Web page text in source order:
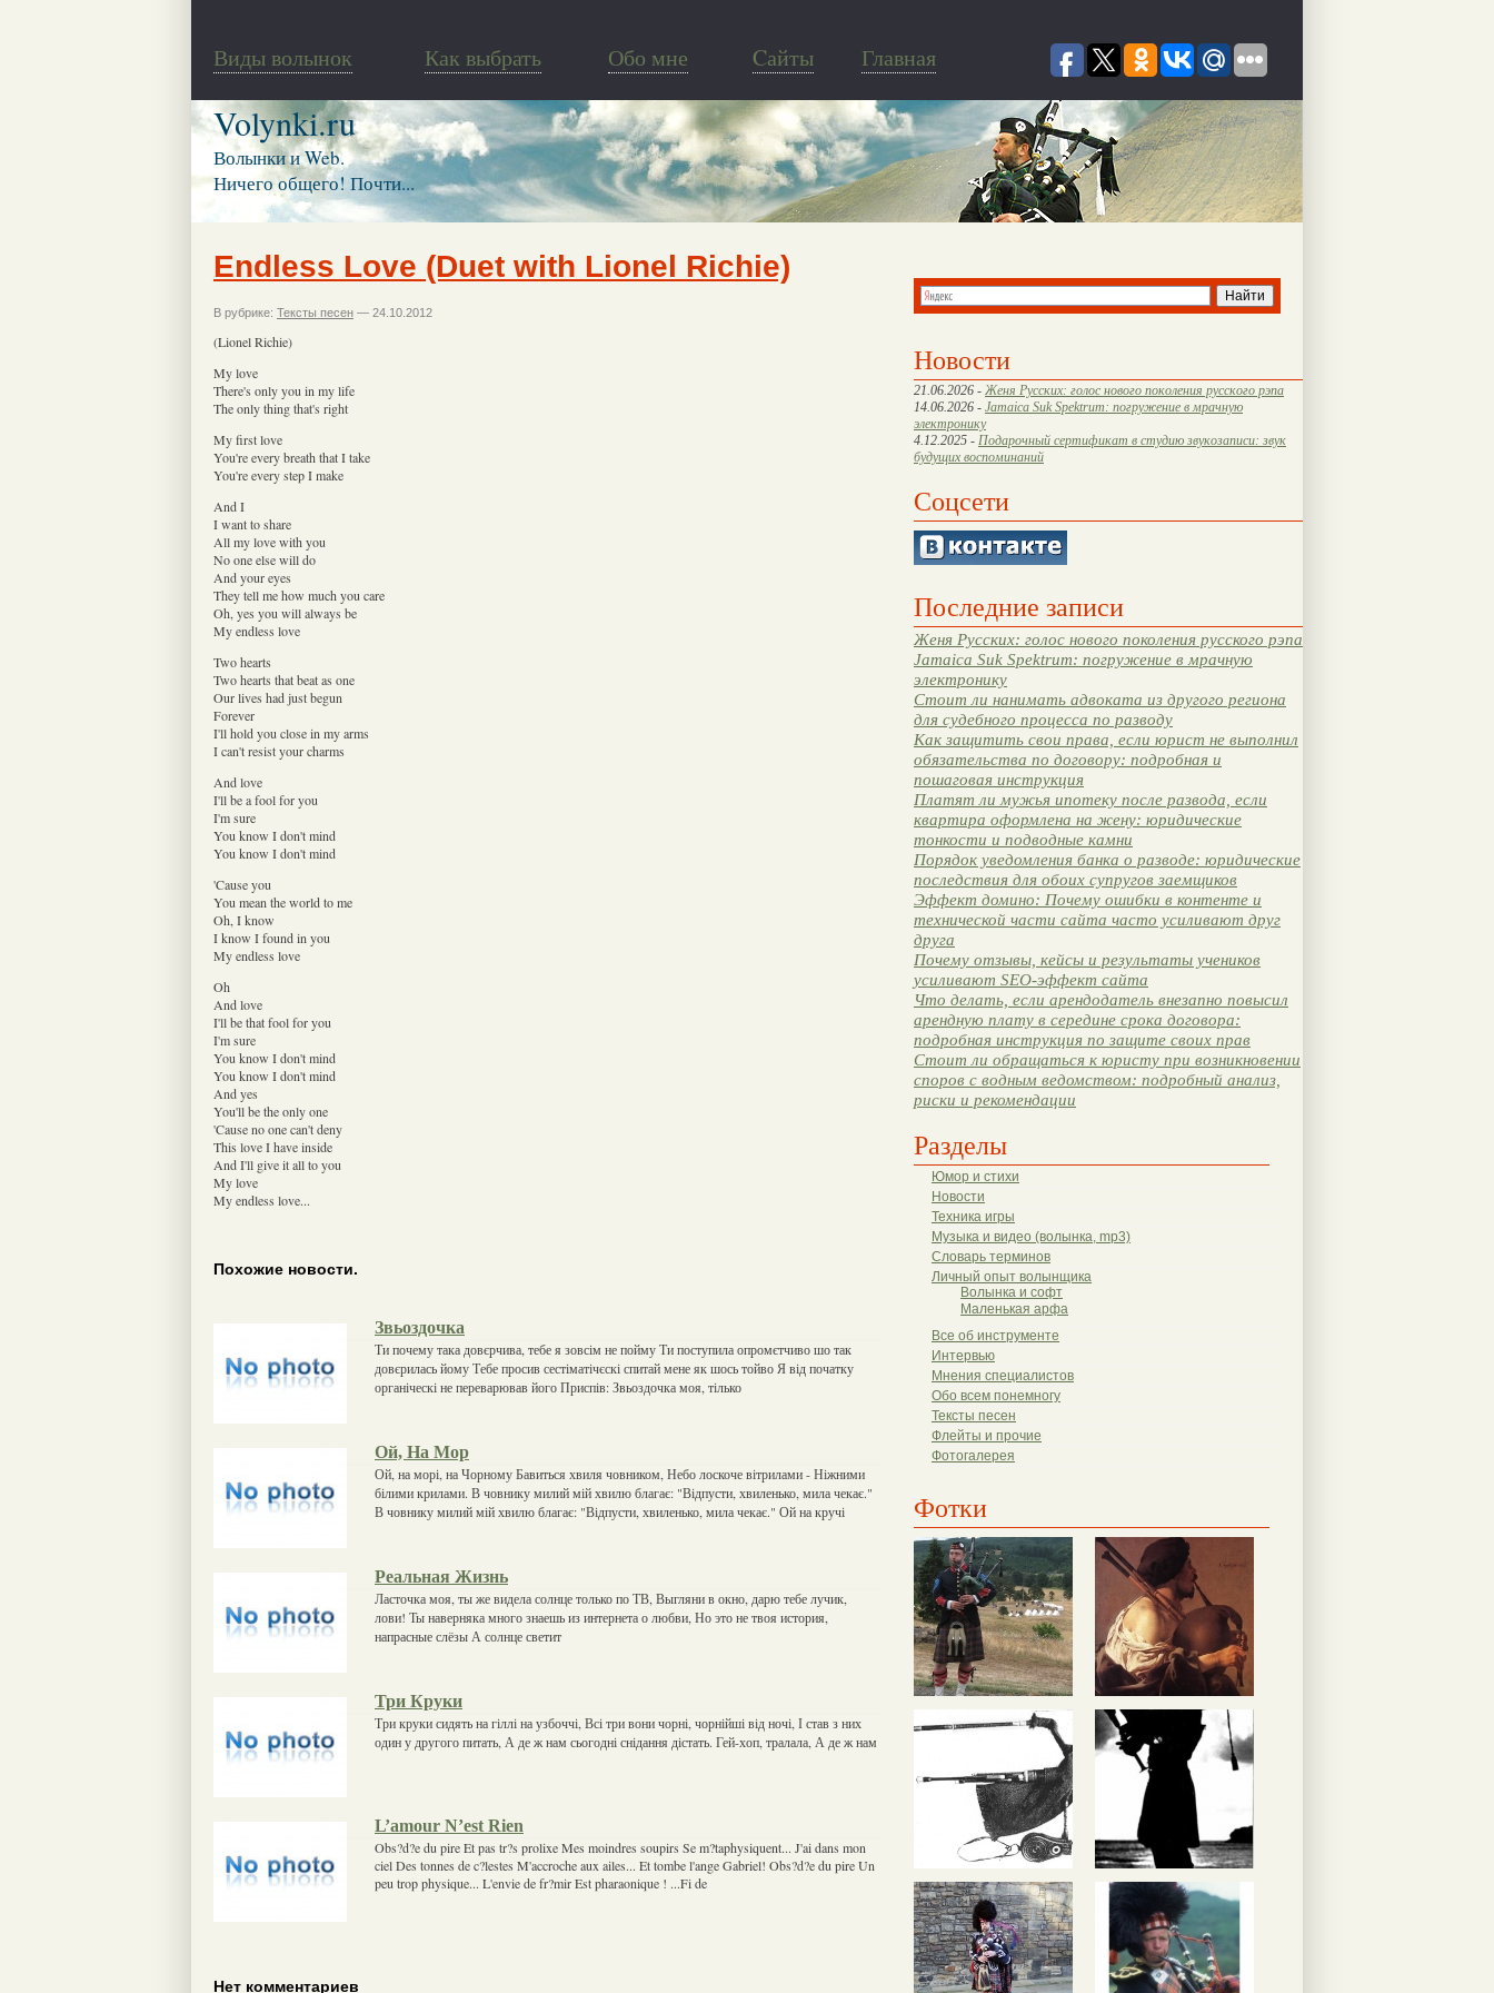
Виды волынок Как выбрать Обо мне Cайты Главная
Volynki.ru
Волынки и Web.
Ничего общего! Почти...
Новости
21.06.2026 - Женя Русских: голос нового поколения русского рэпа
14.06.2026 - Jamaica Suk Spektrum: погружение в мрачную
электронику
4.12.2025 - Подарочный сертификат в студию звукозаписи: звук
будущих воспоминаний
Соцсети
Последние записи
Женя Русских: голос нового поколения русского рэпа
Jamaica Suk Spektrum: погружение в мрачную
электронику
Стоит ли нанимать адвоката из другого региона
для судебного процесса по разводу
Как защитить свои права, если юрист не выполнил
обязательства по договору: подробная и
пошаговая инструкция
Платят ли мужья ипотеку после развода, если
квартира оформлена на жену: юридические
тонкости и подводные камни
Порядок уведомления банка о разводе: юридические
последствия для обоих супругов заемщиков
Эффект домино: Почему ошибки в контенте и
технической части сайта часто усиливают друг
друга
Почему отзывы, кейсы и результаты учеников
усиливают SEO-эффект сайта
Что делать, если арендодатель внезапно повысил
арендную плату в середине срока договора:
подробная инструкция по защите своих прав
Стоит ли обращаться к юристу при возникновении
споров с водным ведомством: подробный анализ,
риски и рекомендации
Разделы
Юмор и стихи
Новости
Техника игры
Музыка и видео (волынка, mp3)
Словарь терминов
Личный опыт волынщика
Волынка и софт
Маленькая арфа
Все об инструменте
Интервью
Мнения специалистов
Обо всем понемногу
Тексты песен
Флейты и прочие
Фотогалерея
Фотки
Endless Love (Duet with Lionel Richie)
В рубрике: Тексты песен — 24.10.2012
(Lionel Richie)
My love
There's only you in my life
The only thing that's right
My first love
You're every breath that I take
You're every step I make
And I
I want to share
All my love with you
No one else will do
And your eyes
They tell me how much you care
Oh, yes you will always be
My endless love
Two hearts
Two hearts that beat as one
Our lives had just begun
Forever
I'll hold you close in my arms
I can't resist your charms
And love
I'll be a fool for you
I'm sure
You know I don't mind
You know I don't mind
'Cause you
You mean the world to me
Oh, I know
I know I found in you
My endless love
Oh
And love
I'll be that fool for you
I'm sure
You know I don't mind
You know I don't mind
And yes
You'll be the only one
'Cause no one can't deny
This love I have inside
And I'll give it all to you
My love
My endless love...
Похожие новости.
Звьоздочка
Ти почему така довєрчива, тебе я зовсім не пойму Ти поступила опромєтчиво шо так
довєрилась йому Тебе просив сестіматічєскі спитай мене як шось тойво Я від початку
органіческі не переварював його Приспів: Звьоздочка моя, тілько
Ой, На Мор
Ой, на морі, на Чорному Бавиться хвиля човником, Небо лоскоче вітрилами - Ніжними
білими крилами. В човнику милий мій хвилю благає: "Відпусти, хвиленько, мила чекає."
В човнику милий мій хвилю благає: "Відпусти, хвиленько, мила чекає." Ой на кручі
Реальная Жизнь
Ласточка моя, ты же видела солнце только по ТВ, Выгляни в окно, дарю тебе лучик,
лови! Ты наверняка много знаешь из интернета о любви, Но это не твоя история,
напрасные слёзы А солнце светит
Три Круки
Три круки сидять на гіллі на узбоччі, Всі три вони чорні, чорнійші від ночі, І став з них
один у другого питать, А де ж нам сьогодні снідання дістать. Гей-хоп, тралала, А де ж нам
L’amour N’est Rien
Obs?d?e du pire Et pas tr?s prolixe Mes moindres soupirs Se m?taphysiquent... J'ai dans mon
ciel Des tonnes de c?lestes M'accroche aux ailes... Et tombe l'ange Gabriel! Obs?d?e du pire Un
peu trop physique... L'envie de fr?mir Est pharaonique ! ...Fi de
Нет комментариев